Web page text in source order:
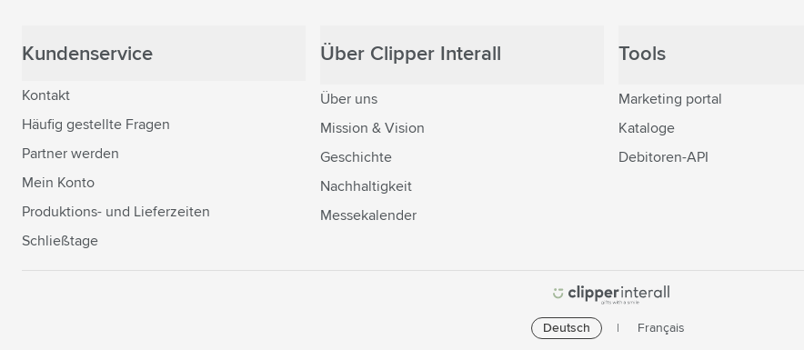
Kundenservice
Kontakt
Häufig gestellte Fragen
Partner werden
Mein Konto
Produktions- und Lieferzeiten
Schließtage
Über Clipper Interall
Über uns
Mission & Vision
Geschichte
Nachhaltigkeit
Messekalender
Tools
Marketing portal
Kataloge
Debitoren-API
Deutsch Français